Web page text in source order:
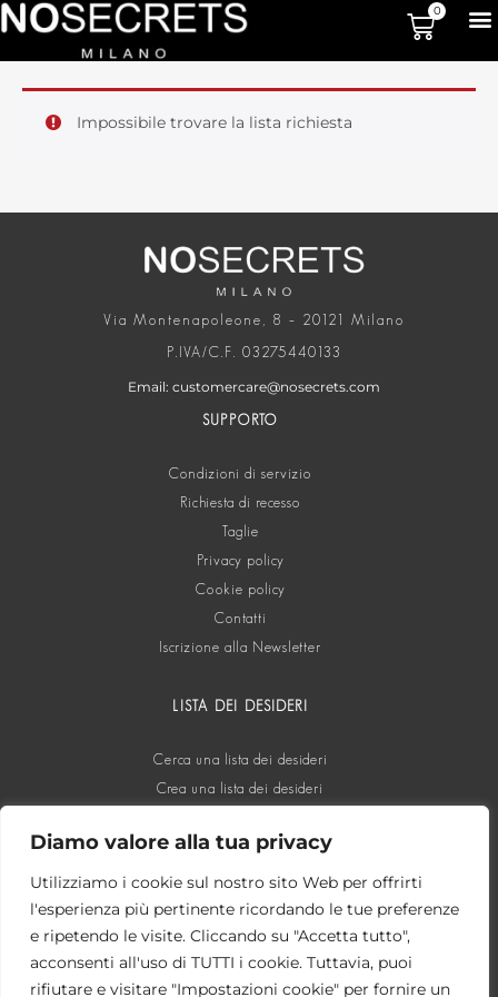
Diamo valore alla tua privacy
Utilizziamo i cookie sul nostro sito Web per offrirti
l'esperienza più pertinente ricordando le tue preferenze
e ripetendo le visite. Cliccando su "Accetta tutto",
acconsenti all'uso di TUTTI i cookie. Tuttavia, puoi
rifiutare e visitare "Impostazioni cookie" per fornire un
0
Impossibile trovare la lista richiesta
Via Montenapoleone, 8 – 20121 Milano
P.IVA/C.F. 03275440133
Email: customercare@nosecrets.com
SUPPORTO
Condizioni di servizio
Richiesta di recesso
Taglie
Privacy policy
Cookie policy
Contatti
Iscrizione alla Newsletter
LISTA DEI DESIDERI
Cerca una lista dei desideri
Crea una lista dei desideri
SOCIAL